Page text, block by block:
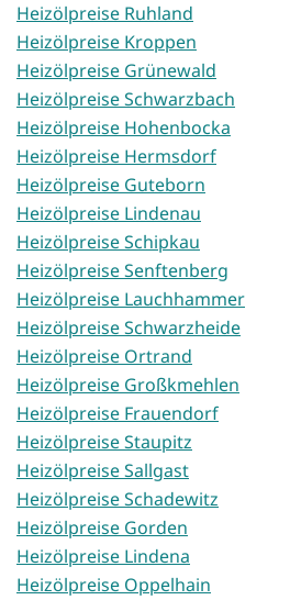
Heizölpreise Ruhland
Heizölpreise Kroppen
Heizölpreise Grünewald
Heizölpreise Schwarzbach
Heizölpreise Hohenbocka
Heizölpreise Hermsdorf
Heizölpreise Guteborn
Heizölpreise Lindenau
Heizölpreise Schipkau
Heizölpreise Senftenberg
Heizölpreise Lauchhammer
Heizölpreise Schwarzheide
Heizölpreise Ortrand
Heizölpreise Großkmehlen
Heizölpreise Frauendorf
Heizölpreise Staupitz
Heizölpreise Sallgast
Heizölpreise Schadewitz
Heizölpreise Gorden
Heizölpreise Lindena
Heizölpreise Oppelhain